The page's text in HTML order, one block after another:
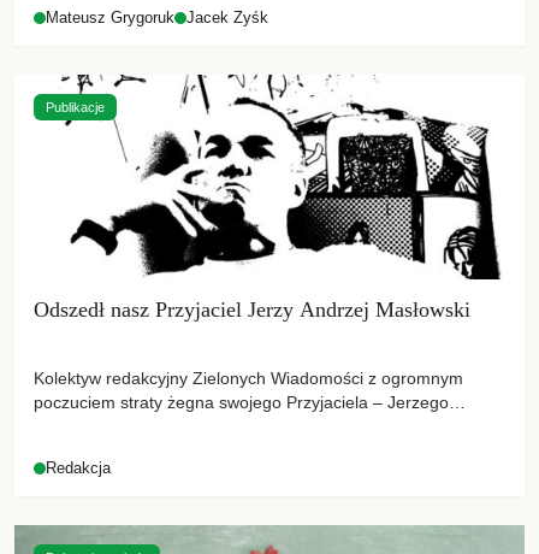
Mateusz Grygoruk Jacek Zyśk
Odszedł nasz Przyjaciel Jerzy Andrzej Masłowski
Kolektyw redakcyjny Zielonych Wiadomości z ogromnym
poczuciem straty żegna swojego Przyjaciela – Jerzego
Redakcja
Publikacje